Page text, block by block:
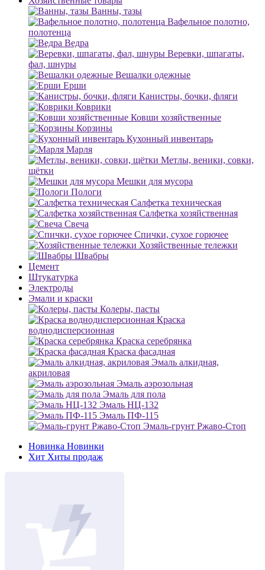
Ванны, тазы
Вафельное полотно,
полотенца
Ведра
Веревки, шпагаты,
фал, шнуры
Вешалки одежные
Ерши
Канистры, бочки, фляги
Коврики
Ковши хозяйственные
Корзины
Кухонный инвентарь
Марля
Метлы, веники, совки,
щётки
Мешки для мусора
Пологи
Салфетка техническая
Салфетка хозяйственная
Свеча
Спички, сухое горючее
Хозяйственные тележки
Швабры
Цемент
Штукатурка
Электроды
Эмали и краски
Колеры, пасты
Краска
воднодисперсионная
Краска серебрянка
Краска фасадная
Эмаль алкидная,
акриловая
Эмаль аэрозольная
Эмаль для пола
Эмаль НЦ-132
Эмаль ПФ-115
Эмаль-грунт Ржаво-Стоп
Новинка Новинки
Хит Хиты продаж